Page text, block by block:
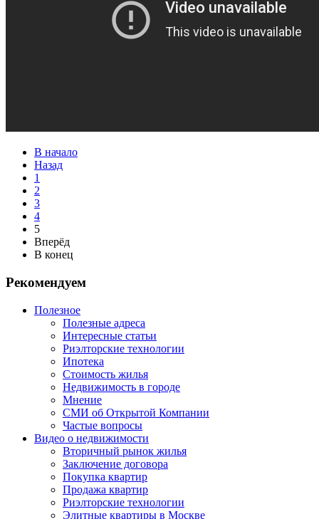
В начало
Назад
1
2
3
4
5
Вперёд
В конец
Рекомендуем
Полезное
Полезные адреса
Интересные статьи
Риэлторские технологии
Ипотека
Стоимость жилья
Недвижимость в городе
Мнение
СМИ об Открытой Компании
Частые вопросы
Видео о недвижимости
Вторичный рынок жилья
Заключение договора
Покупка квартир
Продажа квартир
Риэлторские технологии
Элитные квартиры в Москве